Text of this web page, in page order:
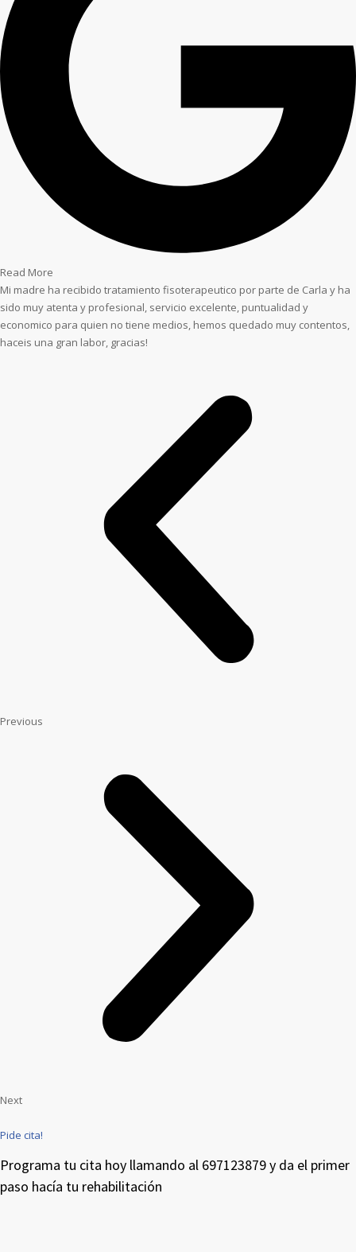
Read More
Mi madre ha recibido tratamiento fisoterapeutico por parte de Carla y ha
sido muy atenta y profesional, servicio excelente, puntualidad y
economico para quien no tiene medios, hemos quedado muy contentos,
haceis una gran labor, gracias!
Previous
Next
Pide cita!
Programa tu cita hoy llamando al 697123879 y da el primer
paso hacía tu rehabilitación